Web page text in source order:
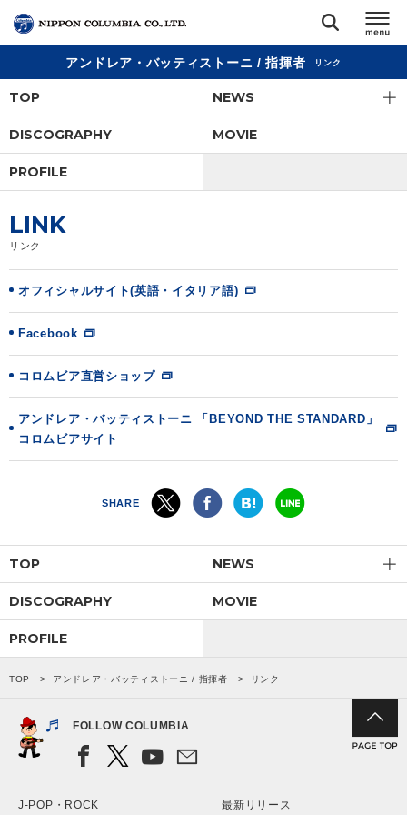
閉じる
アーティスト
ジャンル
ランキング
オーディション
会社情報
閉じる
アンドレア・バッティストーニ / 指揮者 リンク
TOP NEWS
DISCOGRAPHY MOVIE
PROFILE
LINK
リンク
オフィシャルサイト(英語・イタリア語)
Facebook
コロムビア直営ショップ
アンドレア・バッティストーニ 「BEYOND THE STANDARD」
コロムビアサイト
SHARE
TOP NEWS
DISCOGRAPHY MOVIE
PROFILE
TOP アンドレア・バッティストーニ / 指揮者 リンク
FOLLOW COLUMBIA
J-POP・ROCK 最新リリース